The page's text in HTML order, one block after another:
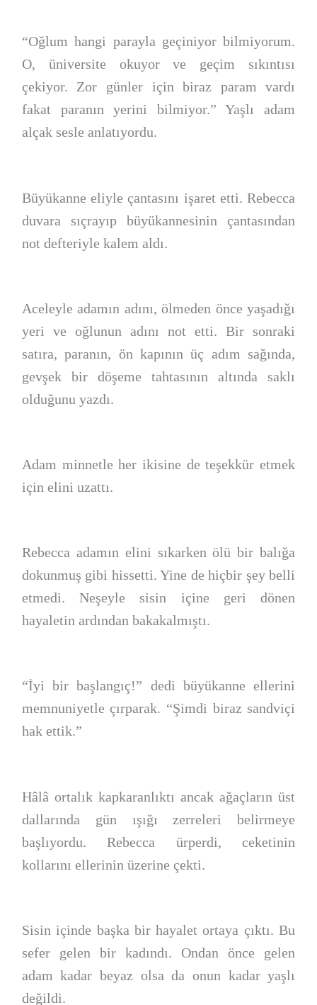
“Oğlum hangi parayla geçiniyor bilmiyorum.
O, üniversite okuyor ve geçim sıkıntısı
çekiyor. Zor günler için biraz param vardı
fakat paranın yerini bilmiyor.” Yaşlı adam
alçak sesle anlatıyordu.
Büyükanne eliyle çantasını işaret etti. Rebecca
duvara sıçrayıp büyükannesinin çantasından
not defteriyle kalem aldı.
Aceleyle adamın adını, ölmeden önce yaşadığı
yeri ve oğlunun adını not etti. Bir sonraki
satıra, paranın, ön kapının üç adım sağında,
gevşek bir döşeme tahtasının altında saklı
olduğunu yazdı.
Adam minnetle her ikisine de teşekkür etmek
için elini uzattı.
Rebecca adamın elini sıkarken ölü bir balığa
dokunmuş gibi hissetti. Yine de hiçbir şey belli
etmedi. Neşeyle sisin içine geri dönen
hayaletin ardından bakakalmıştı.
“İyi bir başlangıç!” dedi büyükanne ellerini
memnuniyetle çırparak. “Şimdi biraz sandviçi
hak ettik.”
Hâlâ ortalık kapkaranlıktı ancak ağaçların üst
dallarında gün ışığı zerreleri belirmeye
başlıyordu. Rebecca ürperdi, ceketinin
kollarını ellerinin üzerine çekti.
Sisin içinde başka bir hayalet ortaya çıktı. Bu
sefer gelen bir kadındı. Ondan önce gelen
adam kadar beyaz olsa da onun kadar yaşlı
değildi.